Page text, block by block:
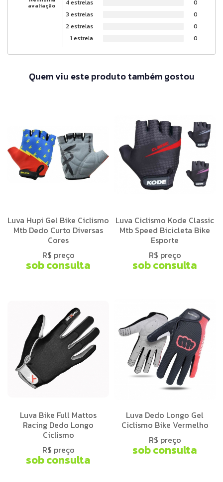
avaliação 4 estrelas
0
3 estrelas
0
2 estrelas
0
1 estrela
0
Quem viu este produto também gostou
Luva Hupi Gel Bike Ciclismo
Mtb Dedo Curto Diversas
Cores
R$ preço
sob consulta
Luva Ciclismo Kode Classic
Mtb Speed Bicicleta Bike
Esporte
R$ preço
sob consulta
Luva Bike Full Mattos
Racing Dedo Longo
Ciclismo
R$ preço
sob consulta
Luva Dedo Longo Gel
Ciclismo Bike Vermelho
R$ preço
sob consulta